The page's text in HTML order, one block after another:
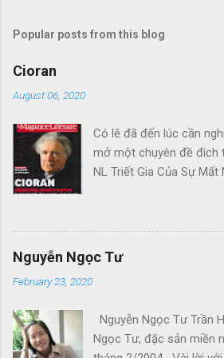
Popular posts from this blog
Cioran
August 06, 2020
Có lẽ đã đến lúc cần
mở một chuyên đề đích
NL Triết Gia Của Sự Mất
hoài, mà cứ lu bu hoài.
loáng thoáng, vớ được
tưởng tượng, đủ cho nó
chạy, đúng là tâm trạng
Cõi khác Những ngày
Nguyễn Ngọc Tư
February 23, 2020
Nguyễn Ngọc Tư Trần
Ngọc Tư, đặc sản miền